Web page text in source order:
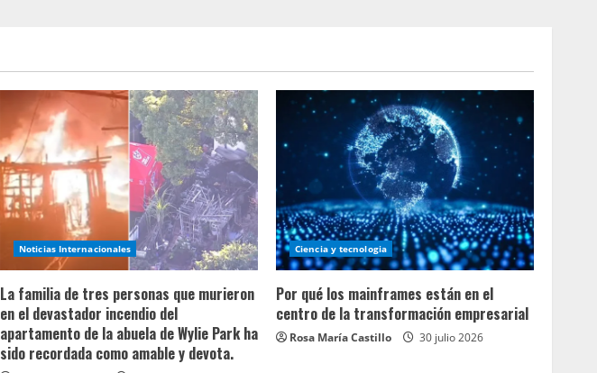
Noticias Internacionales
La familia de tres personas que murieron
en el devastador incendio del
apartamento de la abuela de Wylie Park ha
sido recordada como amable y devota.
Ciencia y tecnologia
Por qué los mainframes están en el
centro de la transformación empresarial
Rosa María Castillo 30 julio 2026